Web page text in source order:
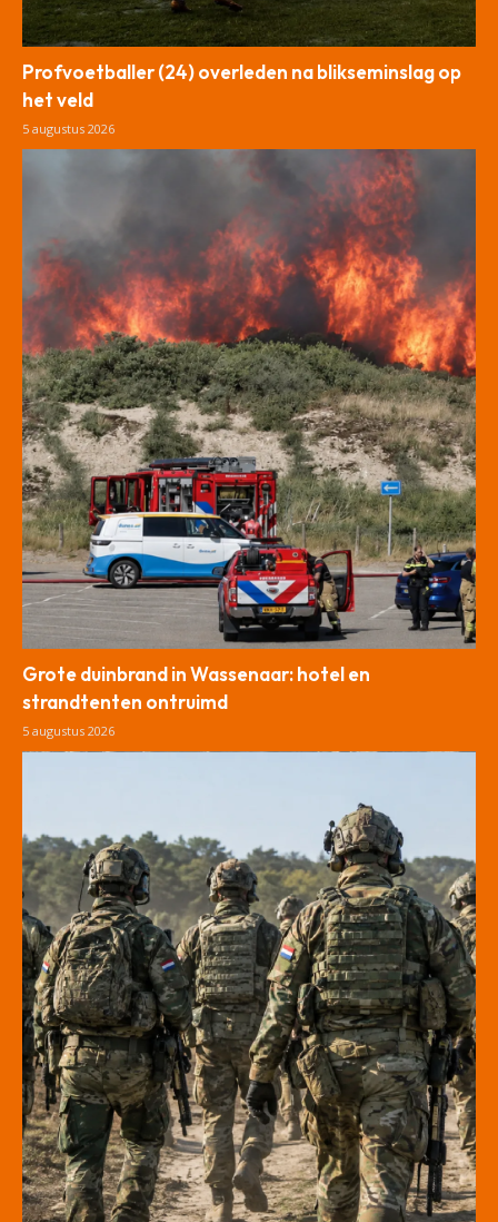
Profvoetballer (24) overleden na blikseminslag op
het veld
5 augustus 2026
Grote duinbrand in Wassenaar: hotel en
strandtenten ontruimd
5 augustus 2026